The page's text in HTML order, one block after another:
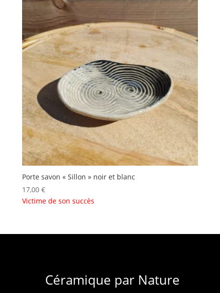
Porte savon « Sillon » noir et blanc
17,00 €
Victime de son succès
Céramique par Nature